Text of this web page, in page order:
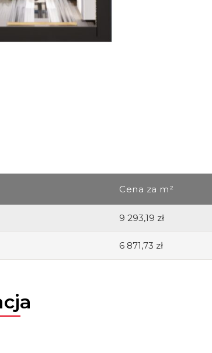
Cena za m²
9 293,19 zł
6 871,73 zł